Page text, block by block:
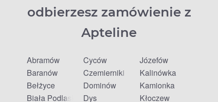
odbierzesz zamówienie z
Apteline
Abramów
Baranów
Bełżyce
Biała Podlaska
Cyców
Czemierniki
Dominów
Dys
Józefów
Kalinówka
Kamionka
Kłoczew